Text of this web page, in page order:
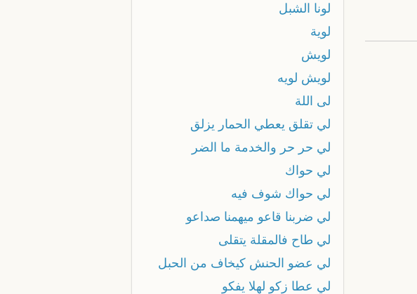
لونا الشبل
لوية
لويش
لويش لويه
لى اللة
لي تقلق يعطي الحمار يزلق
لي حر حر والخدمة ما الضر
لي حواك
لي حواك شوف فيه
لي ضربنا قاعو ميهمنا صداعو
لي طاح فالمقلة يتقلى
لي عضو الحنش كيخاف من الحبل
لي عطا زكو لهلا يفكو